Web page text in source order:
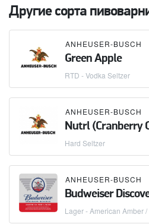
Другие сорта
ANHEUSER-BUSCH
Green Apple
RTD - Vodka Seltzer
ANHEUSER-BUSCH
Nutrl (Cranberry
Hard Seltzer
ANHEUSER-BUSCH
Budweiser
Lager - American Amber /